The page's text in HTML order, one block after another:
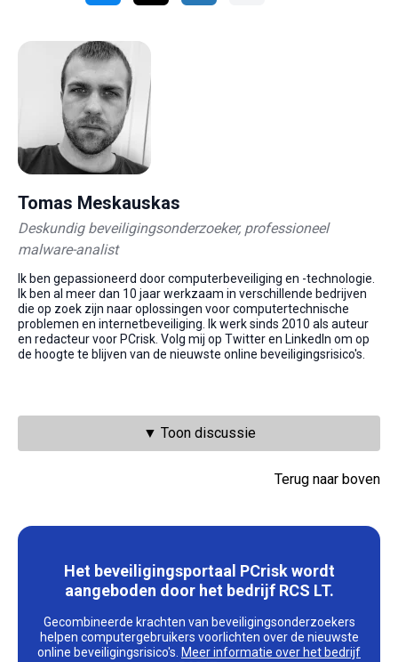
Tomas Meskauskas
Deskundig beveiligingsonderzoeker, professioneel
malware-analist
Ik ben gepassioneerd door computerbeveiliging en -technologie.
Ik ben al meer dan 10 jaar werkzaam in verschillende bedrijven
die op zoek zijn naar oplossingen voor computertechnische
problemen en internetbeveiliging. Ik werk sinds 2010 als auteur
en redacteur voor PCrisk. Volg mij op Twitter en LinkedIn om op
de hoogte te blijven van de nieuwste online beveiligingsrisico's.
▼ Toon discussie
Terug naar boven
Het beveiligingsportaal PCrisk wordt
aangeboden door het bedrijf RCS LT.
Gecombineerde krachten van beveiligingsonderzoekers
helpen computergebruikers voorlichten over de nieuwste
online beveiligingsrisico's. Meer informatie over het bedrijf